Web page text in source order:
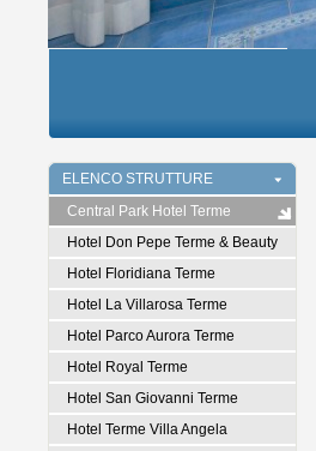
ELENCO STRUTTURE
Central Park Hotel Terme
Hotel Don Pepe Terme & Beauty
Hotel Floridiana Terme
Hotel La Villarosa Terme
Hotel Parco Aurora Terme
Hotel Royal Terme
Hotel San Giovanni Terme
Hotel Terme Villa Angela